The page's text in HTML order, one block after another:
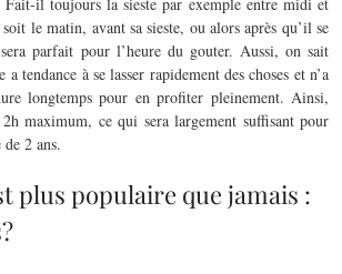
soit lematin, avant sa sieste, ou alors après qu’il se
parfait pour l’heure du gouter. Aussi, on sait
a tendance àse lasser rapidement des choses et n’a
longtemps pour en profiter pleinement. Ainsi,
2h maximum, ce qui sera largement suffisant pour
2 ans.
plus populaire que jamais :